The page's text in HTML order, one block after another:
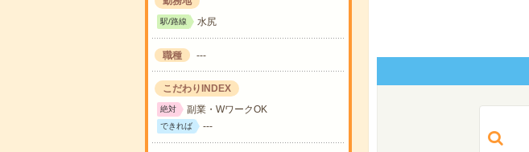
駅/路線 水尻
職種 ---
こだわりINDEX
絶対 副業・WワークOK
できれば ---